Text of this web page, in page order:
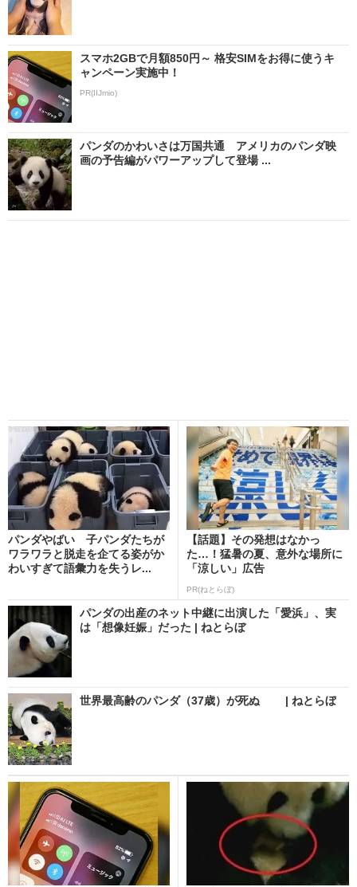
スマホ2GBで月額850円～ 格安SIMをお得に使うキ
ャンペーン実施中！
PR(IIJmio)
パンダのかわいさは万国共通 アメリカのパンダ映
画の予告編がパワーアップして登場 ...
パンダやばい 子パンダたちが
ワラワラと脱走を企てる姿がか
わいすぎて語彙力を失うレ...
【話題】その発想はなかっ
た…！猛暑の夏、意外な場所に
「涼しい」広告
PR(ねとらぼ)
パンダの出産のネット中継に出演した「愛浜」、実
は「想像妊娠」だった | ねとらぼ
世界最高齢のパンダ（37歳）が死ぬ | ねとらぼ